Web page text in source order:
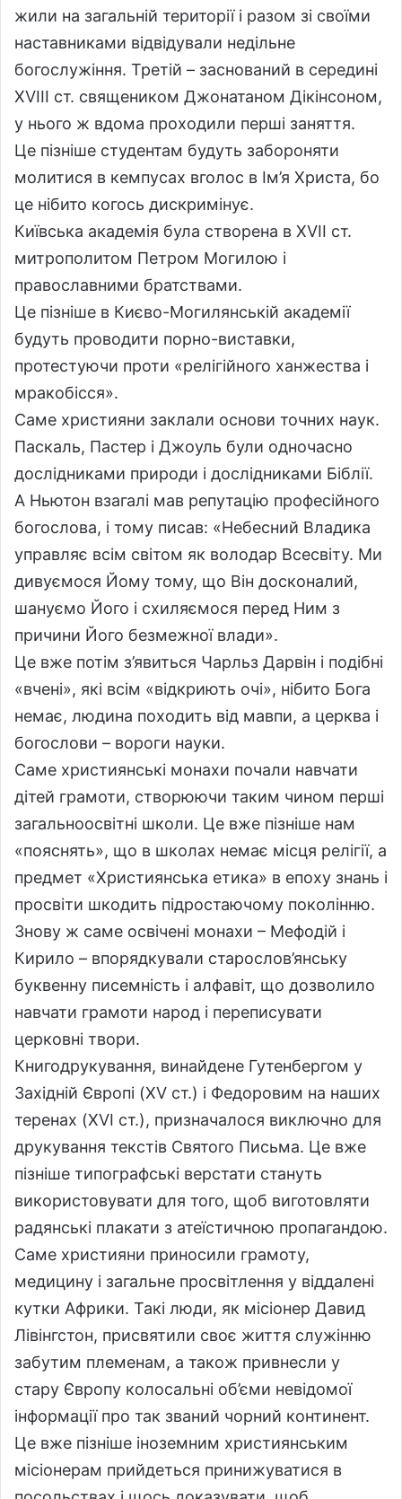
жили на загальній території і разом зі своїми
наставниками відвідували недільне
богослужіння. Третій – заснований в середині
XVIII ст. священиком Джонатаном Дікінсоном,
у нього ж вдома проходили перші заняття.
Це пізніше студентам будуть забороняти
молитися в кемпусах вголос в Ім’я Христа, бо
це нібито когось дискримінує.
Київська академія була створена в XVII ст.
митрополитом Петром Могилою і
православними братствами.
Це пізніше в Києво-Могилянській академії
будуть проводити порно-виставки,
протестуючи проти «релігійного ханжества і
мракобісся».
Саме християни заклали основи точних наук.
Паскаль, Пастер і Джоуль були одночасно
дослідниками природи і дослідниками Біблії.
А Ньютон взагалі мав репутацію професійного
богослова, і тому писав: «Небесний Владика
управляє всім світом як володар Всесвіту. Ми
дивуємося Йому тому, що Він досконалий,
шануємо Його і схиляємося перед Ним з
причини Його безмежної влади».
Це вже потім з’явиться Чарльз Дарвін і подібні
«вчені», які всім «відкриють очі», нібито Бога
немає, людина походить від мавпи, а церква і
богослови – вороги науки.
Саме християнські монахи почали навчати
дітей грамоти, створюючи таким чином перші
загальноосвітні школи. Це вже пізніше нам
«пояснять», що в школах немає місця релігії, а
предмет «Християнська етика» в епоху знань і
просвіти шкодить підростаючому поколінню.
Знову ж саме освічені монахи – Мефодій і
Кирило – впорядкували старослов’янську
буквенну писемність і алфавіт, що дозволило
навчати грамоти народ і переписувати
церковні твори.
Книгодрукування, винайдене Гутенбергом у
Західній Європі (XV ст.) і Федоровим на наших
теренах (XVI ст.), призначалося виключно для
друкування текстів Святого Письма. Це вже
пізніше типографські верстати стануть
використовувати для того, щоб виготовляти
радянські плакати з атеїстичною пропагандою.
Саме християни приносили грамоту,
медицину і загальне просвітлення у віддалені
кутки Африки. Такі люди, як місіонер Давид
Лівінгстон, присвятили своє життя служінню
забутим племенам, а також привнесли у
стару Європу колосальні об’єми невідомої
інформації про так званий чорний континент.
Це вже пізніше іноземним християнським
місіонерам прийдеться принижуватися в